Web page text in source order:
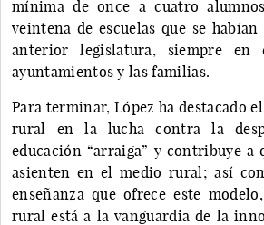
mínima de once a cuatro
veintena de escuelas que se
anterior legislatura, siempre en
ayuntamientos y las familias.
Para terminar, López ha destacado
rural en la lucha contra la
educación “arraiga” y contribuye a
asienten en el medio rural; así
enseñanza que ofrece este
rural está a la vanguardia de la